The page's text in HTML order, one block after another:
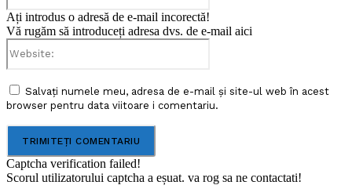
Ați introdus o adresă de e-mail incorectă!
Vă rugăm să introduceți adresa dvs. de e-mail aici
Salvați numele meu, adresa de e-mail și site-ul web în acest
browser pentru data viitoare i comentariu.
Captcha verification failed!
Scorul utilizatorului captcha a eșuat. va rog sa ne contactati!